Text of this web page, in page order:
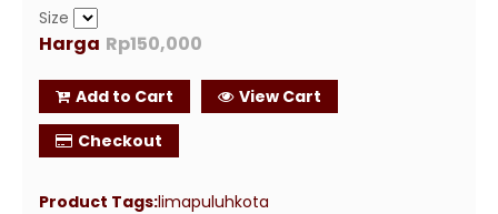
Size
Harga Rp150,000
Add to Cart
View Cart
Checkout
Product Tags:limapuluhkota